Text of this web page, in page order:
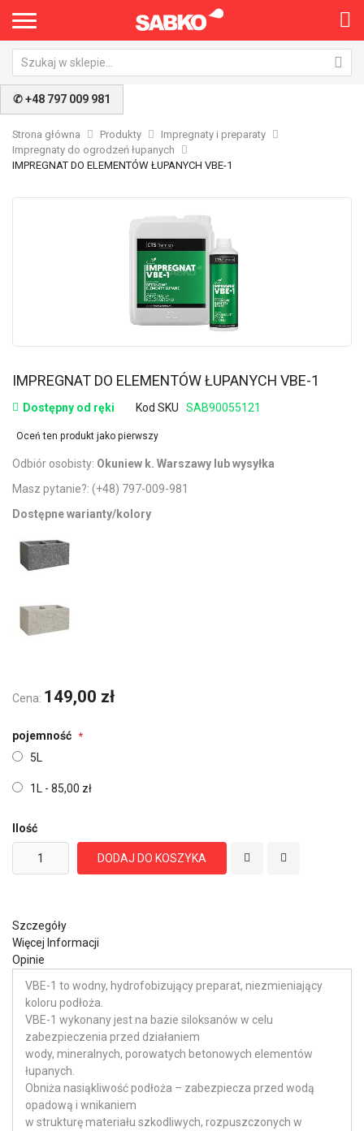
✆ +48 797 009 981
Strona główna Produkty
Impregnaty i preparaty
Impregnaty do ogrodzeń łupanych
IMPREGNAT DO ELEMENTÓW ŁUPANYCH VBE-1
IMPREGNAT DO ELEMENTÓW ŁUPANYCH VBE-1
Dostępny od ręki Kod SKU SAB90055121
Oceń ten produkt jako pierwszy
Odbiór osobisty: Okuniew k. Warszawy lub wysyłka
Masz pytanie?: (+48) 797-009-981
Dostępne warianty/kolory
Cena: 149,00 zł
pojemność
5L
1L - 85,00 zł
Ilość
DODAJ DO KOSZYKA
Szczegóły
Więcej Informacji
Opinie
VBE-1 to wodny, hydrofobizujący preparat, niezmieniający
koloru podłoża.
VBE-1 wykonany jest na bazie siloksanów w celu
zabezpieczenia przed działaniem
wody, mineralnych, porowatych betonowych elementów
łupanych.
Obniża nasiąkliwość podłoża – zabezpiecza przed wodą
opadową i wnikaniem
w strukturę materiału szkodliwych, rozpuszczonych w